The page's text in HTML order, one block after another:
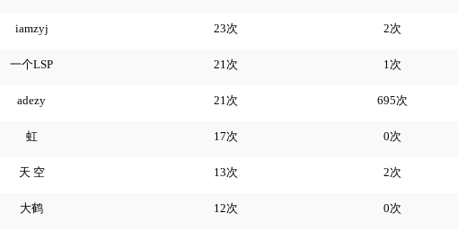
iamzyj 23次 2次
一个LSP 21次 1次
adezy 21次 695次
虹 17次 0次
天 空 13次 2次
大鹤 12次 0次